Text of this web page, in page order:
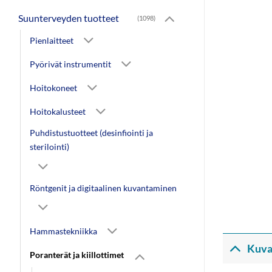
Suunterveyden tuotteet (1098)
Pienlaitteet
Pyörivät instrumentit
Hoitokoneet
Hoitokalusteet
Puhdistustuotteet (desinfiointi ja
sterilointi)
Röntgenit ja digitaalinen kuvantaminen
Hammastekniikka
Poranterät ja kiillottimet